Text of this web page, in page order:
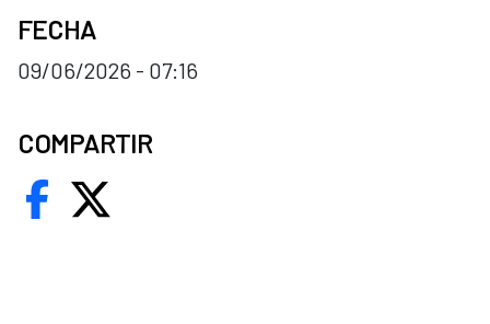
FECHA
09/06/2026 - 07:16
COMPARTIR